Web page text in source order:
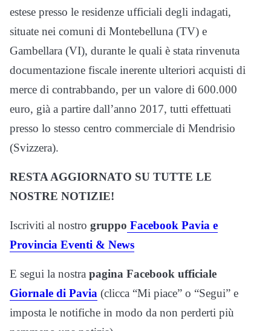
estese presso le residenze ufficiali degli indagati,
situate nei comuni di Montebelluna (TV) e
Gambellara (VI), durante le quali è stata rinvenuta
documentazione fiscale inerente ulteriori acquisti di
merce di contrabbando, per un valore di 600.000
euro, già a partire dall’anno 2017, tutti effettuati
presso lo stesso centro commerciale di Mendrisio
(Svizzera).
RESTA AGGIORNATO SU TUTTE LE
NOSTRE NOTIZIE!
Iscriviti al nostro gruppo Facebook Pavia e
Provincia Eventi & News
E segui la nostra pagina Facebook ufficiale
Giornale di Pavia (clicca “Mi piace” o “Segui” e
imposta le notifiche in modo da non perderti più